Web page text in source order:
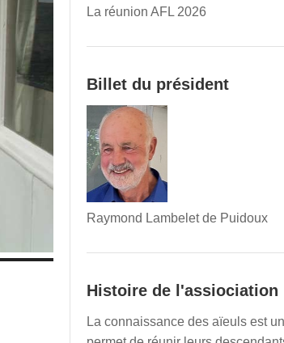
La réunion AFL 2026
Billet du président
Raymond Lambelet de Puidoux
Histoire de l'assiociation
La connaissance des aïeuls est